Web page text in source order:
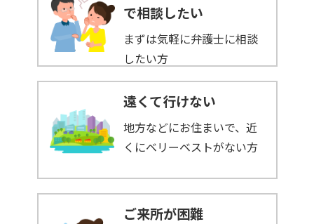
で相談したい
まずは気軽に弁護士に相談
したい方
遠くて行けない
地方などにお住まいで、近
くにベリーベストがない方
ご来所が困難